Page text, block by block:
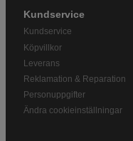
Kundservice
Kundservice
Köpvillkor
Leverans
Reklamation & Reparation
Personuppgifter
Ändra cookieinställningar